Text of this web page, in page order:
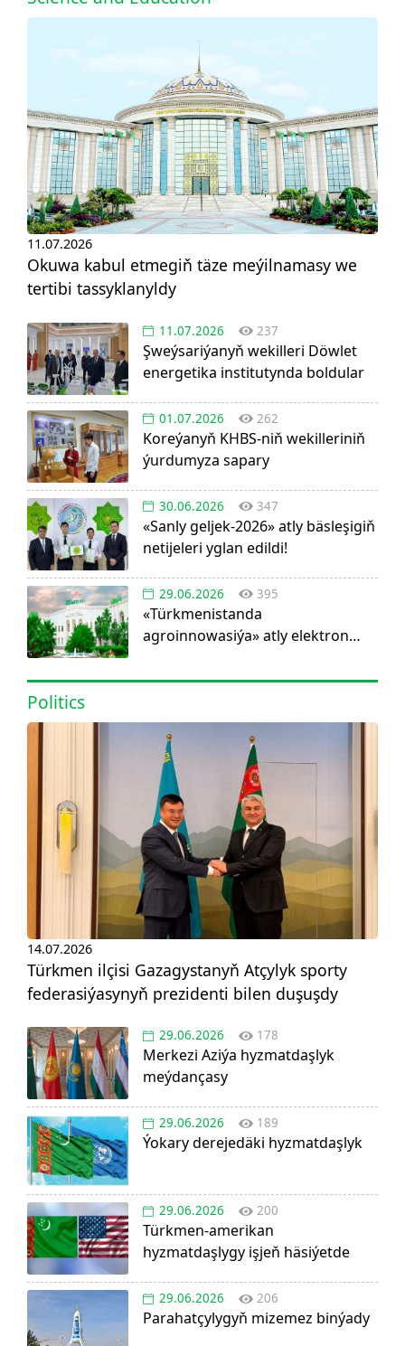
11.07.2026
Okuwa kabul etmegiň täze meýilnamasy we
tertibi tassyklanyldy
11.07.2026 237
Şweýsariýanyň wekilleri Döwlet
energetika institutynda boldular
01.07.2026 262
Koreýanyň KHBS-niň wekilleriniň
ýurdumyza sapary
30.06.2026 347
«Sanly geljek-2026» atly bäsleşigiň
netijeleri yglan edildi!
29.06.2026 395
«Türkmenistanda
agroinnowasiýa» atly elektron
Politics
14.07.2026
Türkmen ilçisi Gazagystanyň Atçylyk sporty
federasiýasynyň prezidenti bilen duşuşdy
29.06.2026 178
Merkezi Aziýa hyzmatdaşlyk
meýdançasy
29.06.2026 189
Ýokary derejedäki hyzmatdaşlyk
29.06.2026 200
Türkmen-amerikan
hyzmatdaşlygy işjeň häsiýetde
29.06.2026 206
Parahatçylygyň mizemez binýady